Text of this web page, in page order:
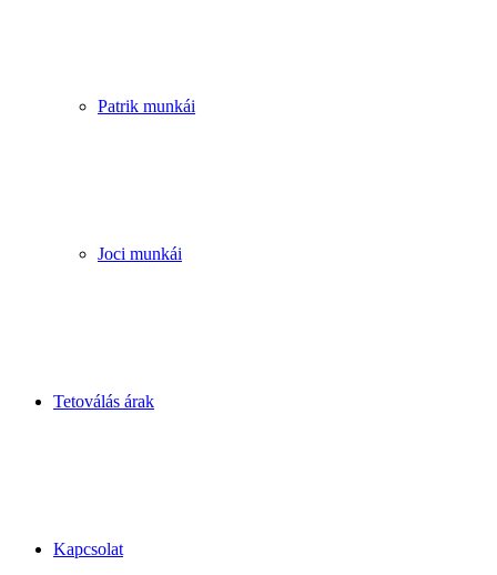
Patrik munkái
Joci munkái
Tetoválás árak
Kapcsolat